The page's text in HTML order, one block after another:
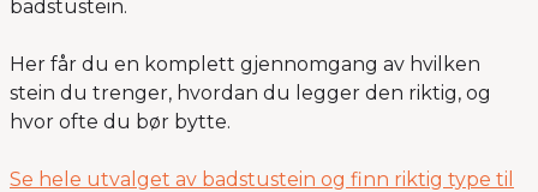
badstustein.
Her får du en komplett gjennomgang av hvilken
stein du trenger, hvordan du legger den riktig, og
hvor ofte du bør bytte.
Se hele utvalget av badstustein og finn riktig type til